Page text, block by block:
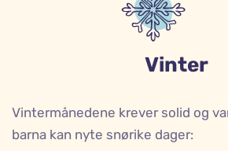
Vinter
Vintermånedene krever solid og
barna kan nyte snørike dager: